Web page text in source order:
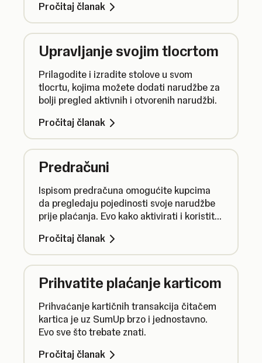
i izdavajte točne potvrde plaćanja.
Pročitaj članak
Upravljanje svojim tlocrtom
Prilagodite i izradite stolove u svom
tlocrtu, kojima možete dodati narudžbe za
bolji pregled aktivnih i otvorenih narudžbi.
Pročitaj članak
Predračuni
Ispisom predračuna omogućite kupcima
da pregledaju pojedinosti svoje narudžbe
prije plaćanja. Evo kako aktivirati i koristiti
Pročitaj članak
Prihvatite plaćanje karticom
Prihvaćanje kartičnih transakcija čitačem
kartica je uz SumUp brzo i jednostavno.
Evo sve što trebate znati.
Pročitaj članak